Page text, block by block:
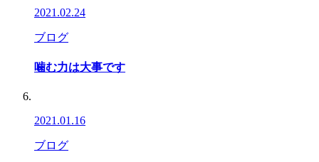
2021.02.24
ブログ
噛む力は大事です
2021.01.16
ブログ